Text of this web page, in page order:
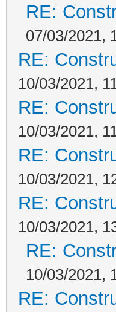
RE:
07/03/2021,
RE:
10/03/2021,
RE:
10/03/2021,
RE:
10/03/2021,
RE:
10/03/2021,
RE:
10/03/2021,
RE: